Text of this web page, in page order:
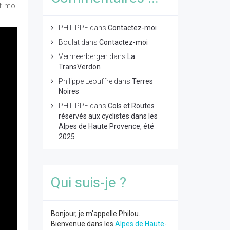
moi
PHILIPPEdans Contactez-moi
Boulatdans Contactez-moi
Vermeerbergen dans
La
TransVerdon
Philippe Leouffredans Terres
Noires
PHILIPPEdans Cols et Routes
réservés aux cyclistes dans les
Alpes de Haute Provence, été
2025
Qui suis-je ?
Bonjour, je m'appelle Philou.
Bienvenue dans les Alpes de Haute-